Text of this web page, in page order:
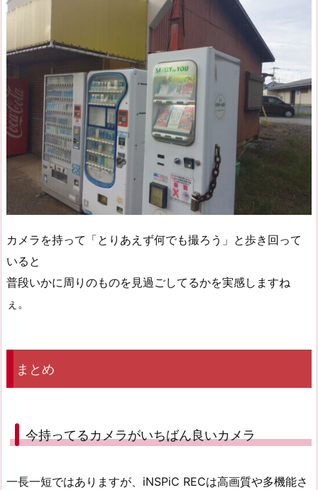
カメラを持って「とりあえず何でも撮ろう」と歩き回って
いると
普段いかに周りのものを見過ごしてるかを実感しますね
ぇ。
まとめ
今持ってるカメラがいちばん良いカメラ
一長一短ではありますが、iNSPiC RECは高画質や多機能さ